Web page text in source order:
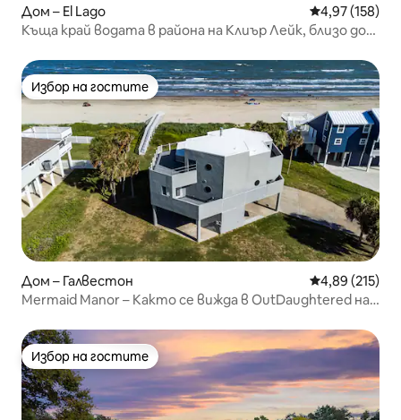
Дом – El Lago Средна
4,97 (158)
Къща край водата в района на Клиър Лейк, близо до
Избор на гостите
Избор на гостите
Дом – Галвестон Средна
4,89 (215)
Mermaid Manor – Както се вижда в OutDaughtered на
Избор на гостите
Избор на гостите